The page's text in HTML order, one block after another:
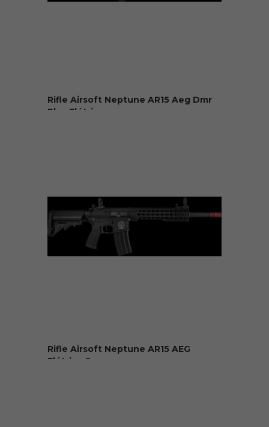
Rifle Airsoft Neptune AR15 Aeg Dmr
Plus Elétrica ...
Rifle Airsoft Neptune AR15 AEG
Elétrica 6mm